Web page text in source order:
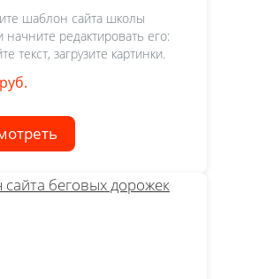
шаблон сайта школы
начните редактировать его:
текст, загрузите картинки.